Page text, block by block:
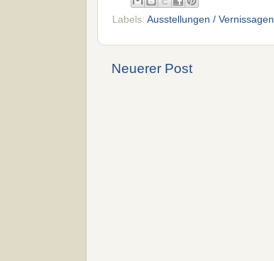
Labels: Ausstellungen / Vernissagen
Neuerer Post